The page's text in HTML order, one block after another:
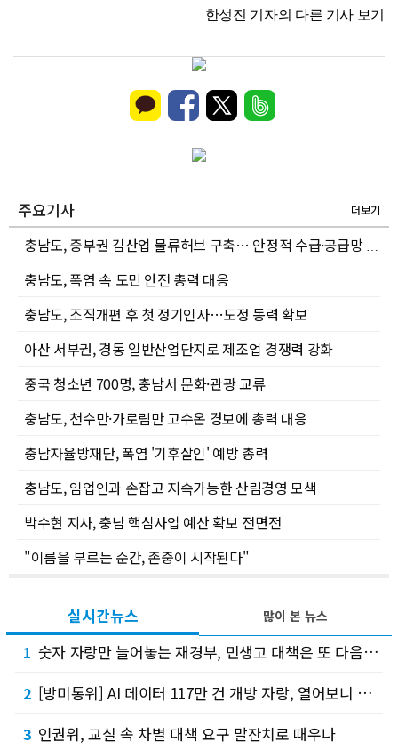
한성진 기자의 다른 기사 보기
주요기사 더보기
충남도, 중부권 김산업 물류허브 구축… 안정적 수급·공급망 강화
충남도, 폭염 속 도민 안전 총력 대응
충남도, 조직개편 후 첫 정기인사…도정 동력 확보
아산 서부권, 경동 일반산업단지로 제조업 경쟁력 강화
중국 청소년 700명, 충남서 문화·관광 교류
충남도, 천수만·가로림만 고수온 경보에 총력 대응
충남자율방재단, 폭염 '기후살인' 예방 총력
충남도, 임업인과 손잡고 지속가능한 산림경영 모색
박수현 지사, 충남 핵심사업 예산 확보 전면전
"이름을 부르는 순간, 존중이 시작된다"
실시간뉴스
1 숫자 자랑만 늘어놓는 재경부, 민생고 대책은 또 다음으로
2 [방미통위] AI 데이터 117만 건 개방 자랑, 열어보니 조건이?
3 인권위, 교실 속 차별 대책 요구 말잔치로 때우나
많이 본 뉴스